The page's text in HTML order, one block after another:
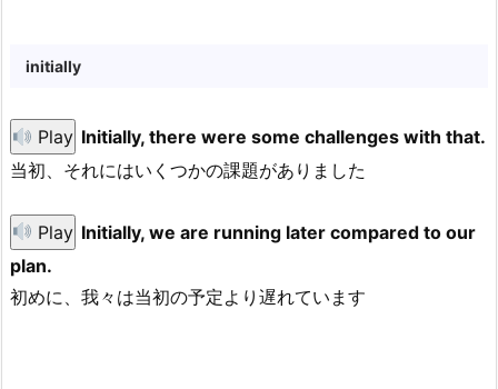
initially
Play Initially, there were some challenges with that.
当初、それにはいくつかの課題がありました
Play Initially, we are running later compared to our
plan.
初めに、我々は当初の予定より遅れています